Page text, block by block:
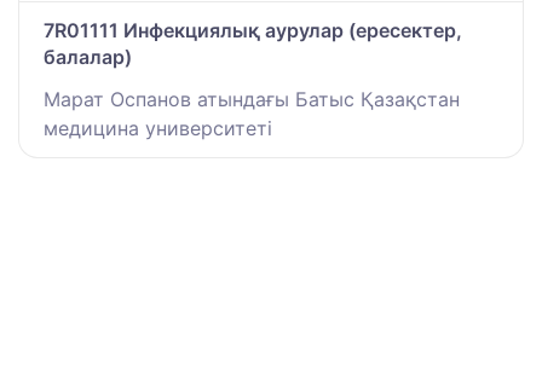
7R01111 Инфекциялық аурулар (ересектер,
балалар)
Марат Оспанов атындағы Батыс Қазақстан
медицина университеті